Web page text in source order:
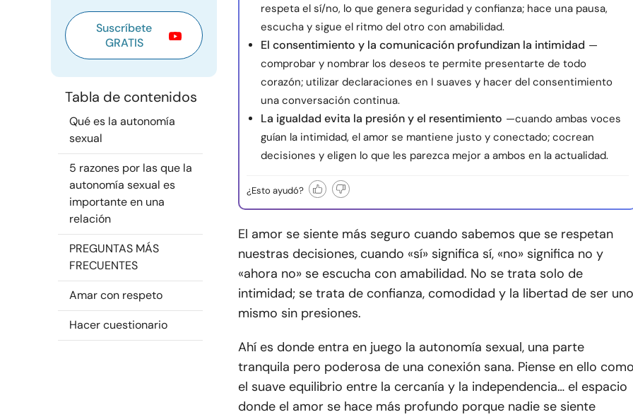
Suscríbete
GRATIS
Tabla de contenidos
Qué es la autonomía
sexual
5 razones por las que la
autonomía sexual es
importante en una
relación
PREGUNTAS MÁS
FRECUENTES
Amar con respeto
Hacer cuestionario
respeta el sí/no, lo que genera seguridad y confianza; hace una pausa,
escucha y sigue el ritmo del otro con amabilidad.
El consentimiento y la comunicación profundizan la intimidad —
comprobar y nombrar los deseos te permite presentarte de todo
corazón; utilizar declaraciones en I suaves y hacer del consentimiento
una conversación continua.
La igualdad evita la presión y el resentimiento —cuando ambas voces
guían la intimidad, el amor se mantiene justo y conectado; cocrean
decisiones y eligen lo que les parezca mejor a ambos en la actualidad.
¿Esto ayudó?
El amor se siente más seguro cuando sabemos que se respetan
nuestras decisiones, cuando «sí» significa sí, «no» significa no y
«ahora no» se escucha con amabilidad. No se trata solo de
intimidad; se trata de confianza, comodidad y la libertad de ser uno
mismo sin presiones.
Ahí es donde entra en juego la autonomía sexual, una parte
tranquila pero poderosa de una conexión sana. Piense en ello
el suave equilibrio entre la cercanía y la independencia… el espacio
donde el amor se hace más profundo porque nadie se siente